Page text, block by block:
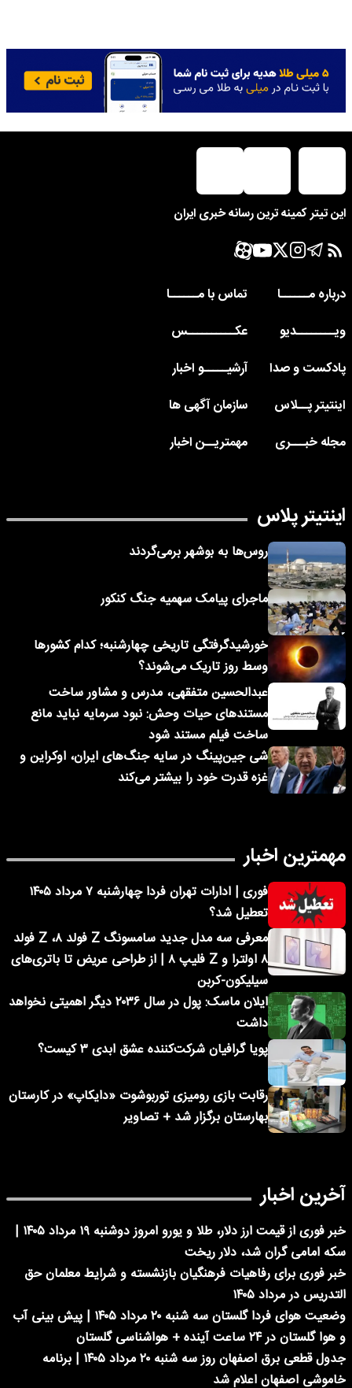
این تیتر کمینه ترین رسانه خبری ایران
درباره مــــــا
تماس با مــــــا
ویــــــــدیو
عکــــــــــس
پادکست و صدا
آرشیـــــو اخبار
اینتیتر پــلاس
سازمان آگهی ها
مجله خبـــری
مهمتریــن اخبار
اینتیتر پلاس
روس‌ها به بوشهر برمی‌گردند
ماجرای پیامک‌ سهمیه جنگ کنکور
خورشیدگرفتگی تاریخی چهارشنبه؛ کدام کشورها
وسط روز تاریک می‌شوند؟
عبدالحسین متفقهی، مدرس و مشاور ساخت
مستندهای حیات وحش: نبود سرمایه نباید مانع
ساخت فیلم مستند شود
شی جین‌پینگ در سایه جنگ‌های ایران، اوکراین و
غزه قدرت خود را بیشتر می‌کند
مهمترین اخبار
فوری | ادارات تهران فردا چهارشنبه ۷ مرداد ۱۴۰۵
تعطیل شد؟
معرفی سه مدل جدید سامسونگ Z فولد ۸، Z فولد
۸ اولترا و Z فلیپ ۸ | از طراحی عریض تا باتری‌های
سیلیکون-کربن
ایلان ماسک: پول در سال ۲۰۳۶ دیگر اهمیتی نخواهد
داشت
پویا گرافیان شرکت‌کننده عشق ابدی ۳ کیست؟
رقابت بازی رومیزی توربوشوت «دایکاپ» در کارستان
بهارستان برگزار شد + تصاویر
آخرین اخبار
خبر فوری از قیمت ارز دلار، طلا و یورو امروز دوشنبه ۱۹ مرداد ۱۴۰۵ |
سکه امامی گران شد، دلار ریخت
خبر فوری برای رفاهیات فرهنگیان بازنشسته و شرایط معلمان حق
التدریس در مرداد ۱۴۰۵
وضعیت هوای فردا گلستان سه شنبه ۲۰ مرداد ۱۴۰۵ | پیش بینی آب
و هوا گلستان در ۲۴ ساعت آینده + هواشناسی گلستان
جدول قطعی برق اصفهان روز سه شنبه ۲۰ مرداد ۱۴۰۵ | برنامه
خاموشی اصفهان اعلام شد